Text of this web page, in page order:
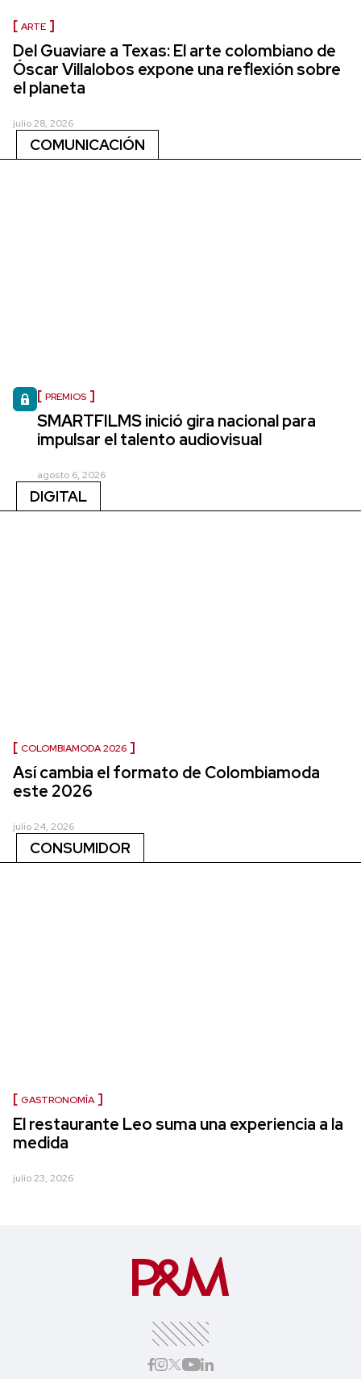
ARTE
Del Guaviare a Texas: El arte colombiano de
Óscar Villalobos expone una reflexión sobre
el planeta
julio 28, 2026
COMUNICACIÓN
PREMIOS
SMARTFILMS inició gira nacional para
impulsar el talento audiovisual
agosto 6, 2026
DIGITAL
COLOMBIAMODA 2026
Así cambia el formato de Colombiamoda
este 2026
julio 24, 2026
CONSUMIDOR
GASTRONOMÍA
El restaurante Leo suma una experiencia a la
medida
julio 23, 2026